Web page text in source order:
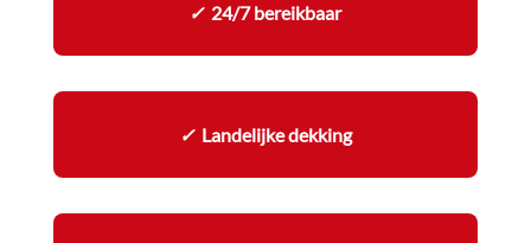
✓24/7 bereikbaar
✓ Landelijke dekking